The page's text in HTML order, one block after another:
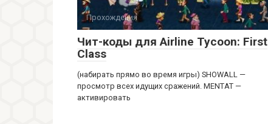
Прохождения
Чит-коды для Airline Tycoon: First
Class
(набирать прямо во время игры) SHOWALL —
просмотр всех идущих сражений. MENTAT —
активировать